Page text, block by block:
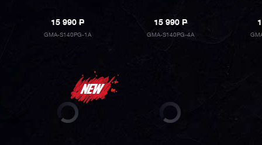
15 990P
GMA-S140PG-1A
15 990P
GMA-S140PG-4A